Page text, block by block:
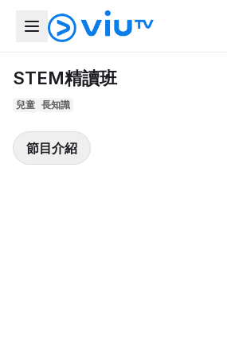
STEM精讀班
兒童 長知識
節目介紹